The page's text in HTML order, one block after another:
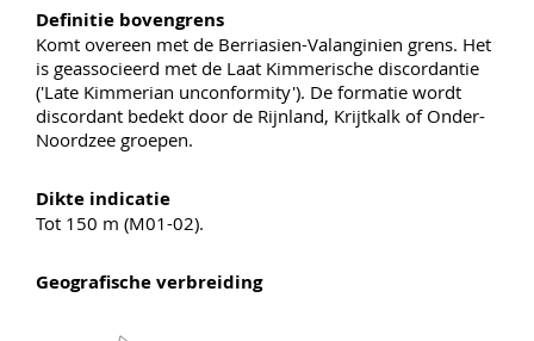
Definitie bovengrens
Komt overeen met de Berriasien-Valanginien grens. Het
is geassocieerd met de Laat Kimmerische discordantie
('Late Kimmerian unconformity'). De formatie wordt
discordant bedekt door de Rijnland, Krijtkalk of Onder-
Noordzee groepen.
Dikte indicatie
Tot 150 m (M01-02).
Geografische verbreiding